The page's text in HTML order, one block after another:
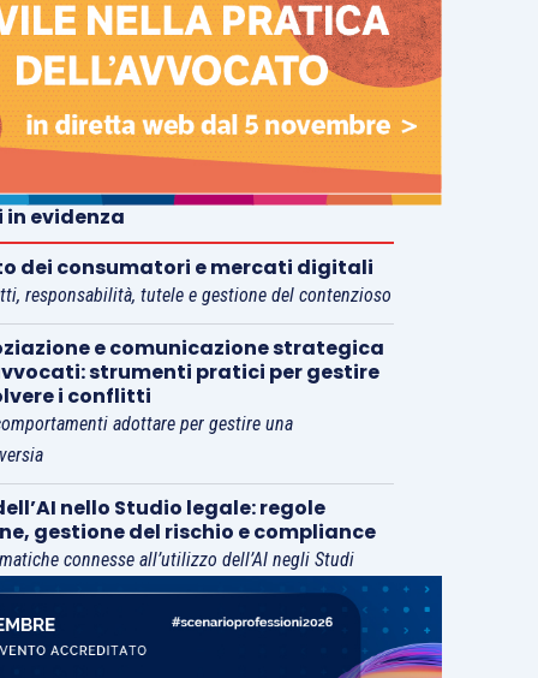
in evidenza
dei consumatori e mercati digitali
responsabilità, tutele e gestione del contenzioso
e comunicazione strategica
strumenti pratici per gestire
i conflitti
adottare per gestire una
nello Studio legale: regole
gestione del rischio e compliance
connesse all’utilizzo dell’AI negli Studi